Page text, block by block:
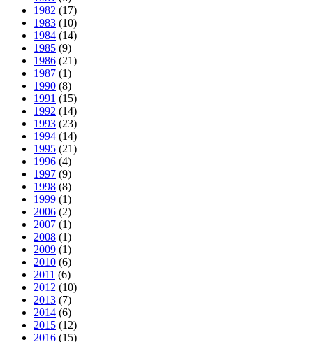
1982 (17)
1983 (10)
1984 (14)
1985 (9)
1986 (21)
1987 (1)
1990 (8)
1991 (15)
1992 (14)
1993 (23)
1994 (14)
1995 (21)
1996 (4)
1997 (9)
1998 (8)
1999 (1)
2006 (2)
2007 (1)
2008 (1)
2009 (1)
2010 (6)
2011 (6)
2012 (10)
2013 (7)
2014 (6)
2015 (12)
2016 (15)